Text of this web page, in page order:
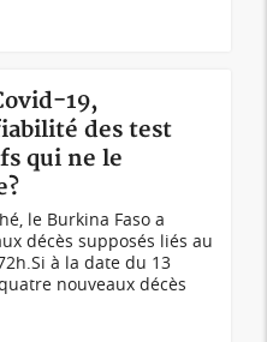
19,
des test
qui ne le
le Burkina Faso a
décès supposés liés au
à la date du 13
nouveaux décès